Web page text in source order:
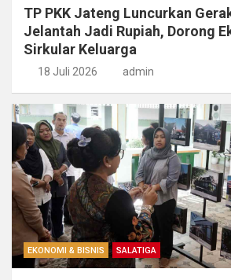
TP PKK Jateng Luncurkan
Jelantah Jadi Rupiah, Dorong
Sirkular Keluarga
18 Juli 2026 admin
EKONOMI & BISNIS SALATIGA